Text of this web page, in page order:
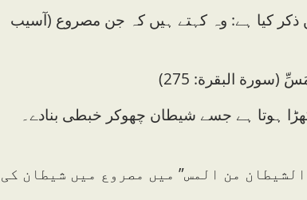
ذکر کیا ہے: وہ کہتے ہیں کہ جن مصروع (آسیب
البقرة: 275)
ہوتا ہے جسے شیطان چھوکر خبطی بنادے۔
من المس” میں مصروع میں شیطان کی